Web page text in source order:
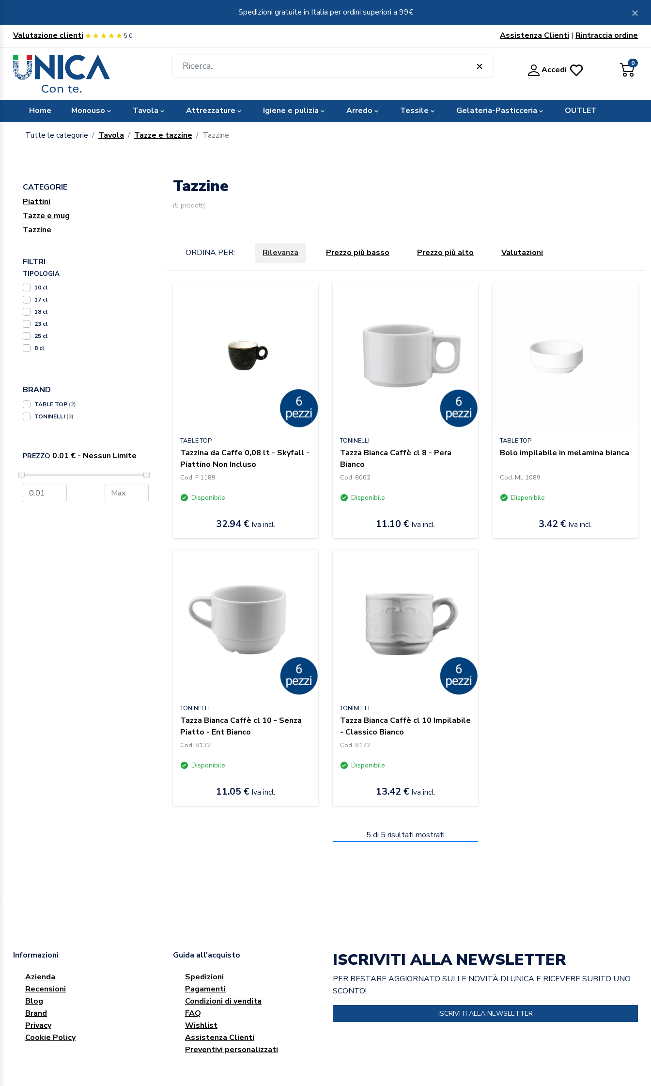
Spedizioni gratuite in Italia per ordini superiori a 99€
Valutazione clienti 5,0 Assistenza Clienti | Rintraccia ordine
0
Accedi
Home Monouso Tavola Attrezzature Igiene e pulizia Arredo Tessile Gelateria-Pasticceria OUTLET
Tutte le categorie Tavola Tazze e tazzine Tazzine
CATEGORIE
Piattini
Tazze e mug
Tazzine
FILTRI
TIPOLOGIA
10 cl
17 cl
18 cl
23 cl
25 cl
8 cl
BRAND
TABLE TOP (2)
TONINELLI (3)
PREZZO
Tazzine
(5 prodotti)
ORDINA PER: Rilevanza Prezzo più basso Prezzo più alto Valutazioni
TABLE TOP
Tazzina da Caffe 0,08 lt - Skyfall -
Piattino Non Incluso
Cod. F 1189
Disponibile
32.94 € Iva incl.
TONINELLI
Tazza Bianca Caffè cl 8 - Pera
Bianco
Cod. 8062
Disponibile
11.10 € Iva incl.
TABLE TOP
Bolo impilabile in melamina bianca
Cod. ML 1089
Disponibile
3.42 € Iva incl.
TONINELLI
Tazza Bianca Caffè cl 10 - Senza
Piatto - Ent Bianco
Cod. 8132
Disponibile
11.05 € Iva incl.
TONINELLI
Tazza Bianca Caffè cl 10 Impilabile
- Classico Bianco
Cod. 8172
Disponibile
13.42 € Iva incl.
5 di 5 risultati mostrati
Informazioni
Azienda
Recensioni
Blog
Brand
Privacy
Cookie Policy
Guida all'acquisto
Spedizioni
Pagamenti
Condizioni di vendita
FAQ
Wishlist
Assistenza Clienti
Preventivi personalizzati
ISCRIVITI ALLA NEWSLETTER
PER RESTARE AGGIORNATO SULLE NOVITÀ DI UNICA E RICEVERE SUBITO UNO
SCONTO!
ISCRIVITI ALLA NEWSLETTER